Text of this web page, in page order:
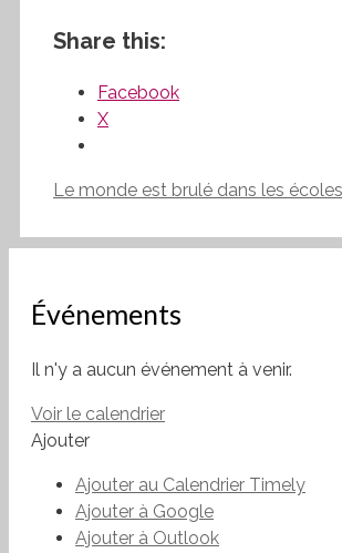
Share this:
Facebook
X
Le monde est brulé dans les
Événements
Il n'y a aucun événement à venir.
Voir le calendrier
Ajouter
Ajouter au Calendrier Timely
Ajouter à Google
Ajouter à Outlook